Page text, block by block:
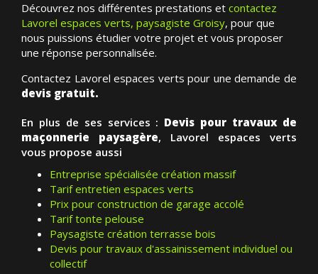
Découvrez nos différentes prestations et contactez
Lavorel espaces verts, paysagiste Groisy, pour que
nous puissions étudier votre projet et vous proposer
une réponse personnalisée.
Contactez Lavorel espaces verts pour une demande de
devis gratuit.
En plus de ses services : Devis pour travaux de
maçonnerie paysagère, Lavorel espaces verts
vous propose aussi
Entreprise spécialisée création massif
Tarif entretien espaces verts
Prix pour construction de garage accolé
Tarif tonte pelouse
Paysagiste création terrasse bois
Devis pour travaux d'assainissement individuel ou
collectif